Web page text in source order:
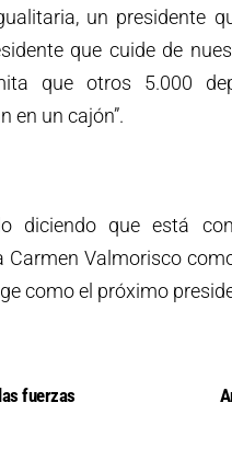
un presidente
que cuide de
que otros 5.000
en un cajón”.
diciendo que está
Carmen Valmorisco
como el próximo
fuerzas